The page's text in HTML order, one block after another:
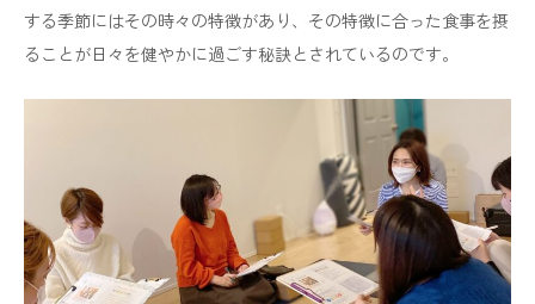
する季節にはその時々の特徴があり、その特徴に合った食事を摂
ることが日々を健やかに過ごす秘訣とされているのです。